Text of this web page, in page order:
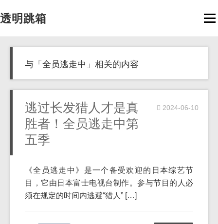
透明跳箱
与「全员逃走中」相关的内容
逃过长发猎人才是真
胜者！全员逃走中第
五季
2024-06-10
《全员逃走中》是一个备受欢迎的日本综艺节
目，它由日本富士电视台制作。参与节目的人必
须在规定的时间内逃避“猎人” […]